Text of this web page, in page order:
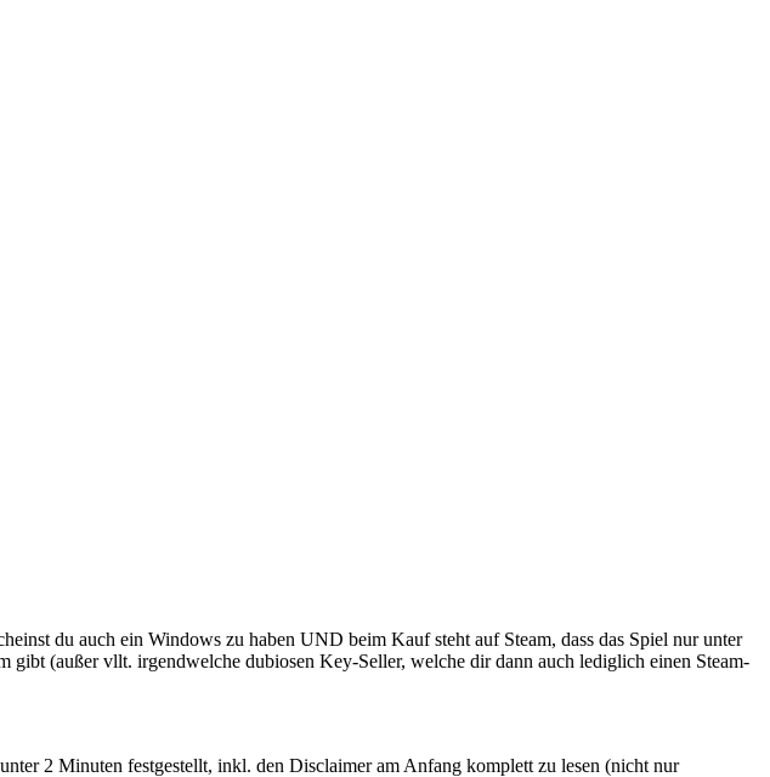
du auch ein Windows zu haben UND beim Kauf steht auf Steam, dass das Spiel nur unter
(außer vllt. irgendwelche dubiosen Key-Seller, welche dir dann auch lediglich einen Steam-
2 Minuten festgestellt, inkl. den Disclaimer am Anfang komplett zu lesen (nicht nur